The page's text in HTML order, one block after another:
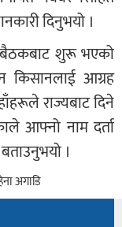
दिनुभयो ।
बैठकबाट शुरू भएको
किसानलाई आग्रह
राज्यबाट दिने
आफ्नो नाम दर्ता
।
अगाडि